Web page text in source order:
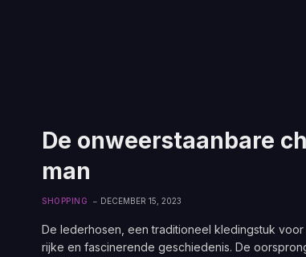
De onweerstaanbare
man
SHOPPING DECEMBER 15, 2023
De lederhosen, een traditioneel kledingstuk
rijke en fascinerende geschiedenis. De